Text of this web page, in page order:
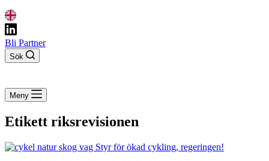
Bli Partner
Sök
Meny
Etikett riksrevisionen